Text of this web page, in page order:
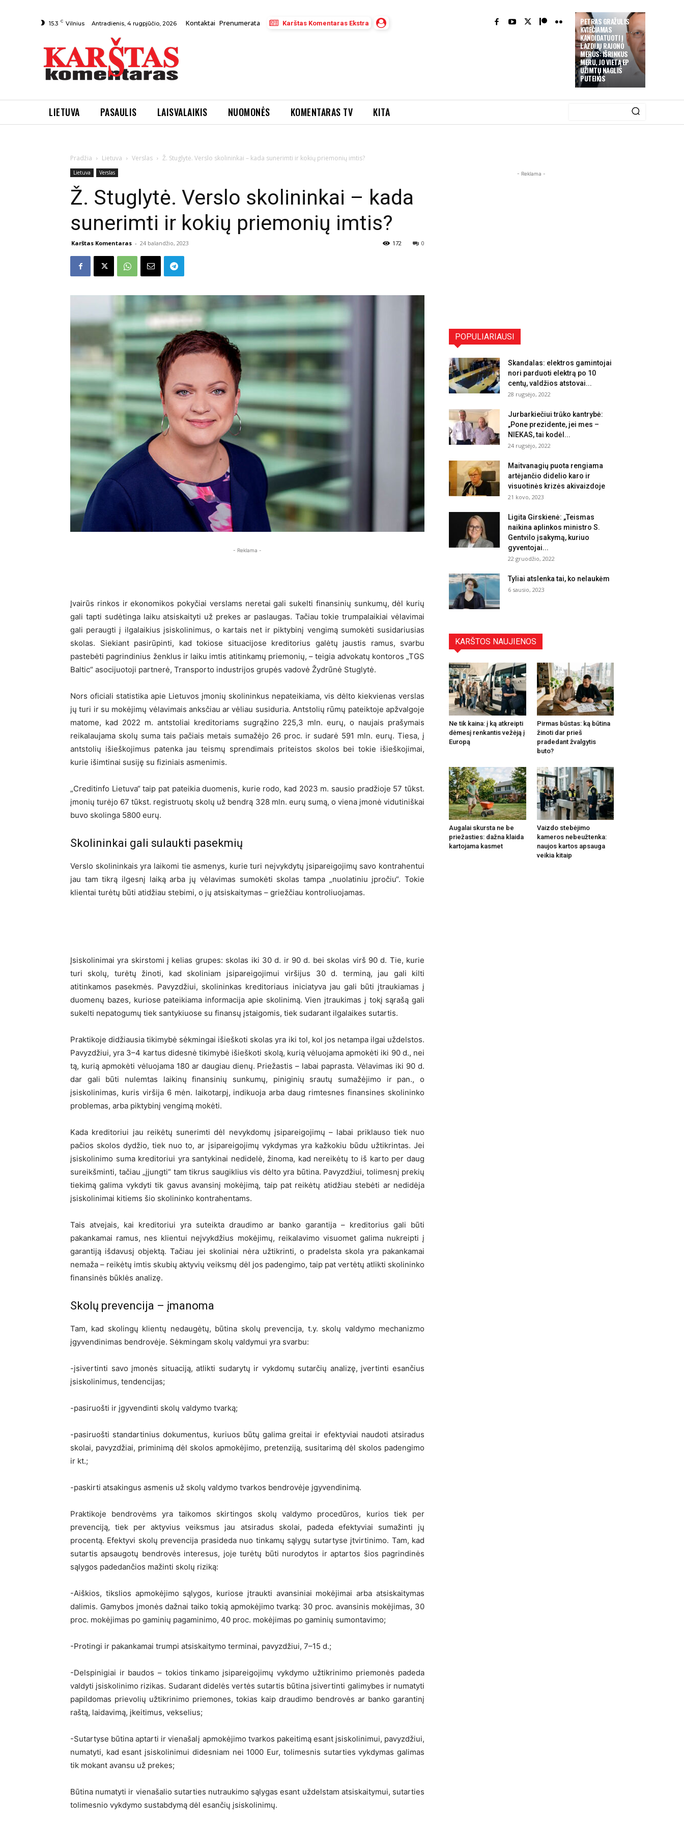
PETRAS GRAŽULIS
KVIEČIAMAS
KANDIDATUOTI Į
LAZDIJŲ RAJONO
MERUS: IŠRINKUS
MERU, JO VIETĄ EP
UŽIMTŲ NAGLIS
PUTEIKIS
15.3 C Vilnius Antradienis, 4 rugpjūčio, 2026 Kontaktai Prenumerata Karštas Komentaras Ekstra
LIETUVA PASAULIS LAISVALAIKIS NUOMONĖS KOMENTARAS TV KITA
Pradžia Lietuva Verslas Ž. Stuglytė. Verslo skolininkai – kada sunerimti ir kokių priemonių imtis?
Lietuva Verslas
Ž. Stuglytė. Verslo skolininkai – kada
sunerimti ir kokių priemonių imtis?
Karštas Komentaras - 24 balandžio, 2023 0
172
- Reklama -
Įvairūs rinkos ir ekonomikos pokyčiai verslams neretai gali sukelti finansinių sunkumų, dėl kurių
gali tapti sudėtinga laiku atsiskaityti už prekes ar paslaugas. Tačiau tokie trumpalaikiai vėlavimai
gali peraugti į ilgalaikius įsiskolinimus, o kartais net ir piktybinį vengimą sumokėti susidariusias
skolas. Siekiant pasirūpinti, kad tokiose situacijose kreditorius galėtų jaustis ramus, svarbu
pastebėti pagrindinius ženklus ir laiku imtis atitinkamų priemonių, – teigia advokatų kontoros „TGS
Baltic“ asocijuotoji partnerė, Transporto industrijos grupės vadovė Žydrūnė Stuglytė.
Nors oficiali statistika apie Lietuvos įmonių skolininkus nepateikiama, vis dėlto kiekvienas verslas
jų turi ir su mokėjimų vėlavimais anksčiau ar vėliau susiduria. Antstolių rūmų pateiktoje apžvalgoje
matome, kad 2022 m. antstoliai kreditoriams sugrąžino 225,3 mln. eurų, o naujais prašymais
reikalaujama skolų suma tais pačiais metais sumažėjo 26 proc. ir sudarė 591 mln. eurų. Tiesa, į
antstolių išieškojimus patenka jau teismų sprendimais priteistos skolos bei tokie išieškojimai,
kurie išimtinai susiję su fiziniais asmenimis.
„Creditinfo Lietuva“ taip pat pateikia duomenis, kurie rodo, kad 2023 m. sausio pradžioje 57 tūkst.
įmonių turėjo 67 tūkst. registruotų skolų už bendrą 328 mln. eurų sumą, o viena įmonė vidutiniškai
buvo skolinga 5800 eurų.
Skolininkai gali sulaukti pasekmių
Verslo skolininkais yra laikomi tie asmenys, kurie turi neįvykdytų įsipareigojimų savo kontrahentui
jau tam tikrą ilgesnį laiką arba jų vėlavimas sumokėti skolas tampa „nuolatiniu įpročiu“. Tokie
klientai turėtų būti atidžiau stebimi, o jų atsiskaitymas – griežčiau kontroliuojamas.
Įsiskolinimai yra skirstomi į kelias grupes: skolas iki 30 d. ir 90 d. bei skolas virš 90 d. Tie, kurie
turi skolų, turėtų žinoti, kad skoliniam įsipareigojimui viršijus 30 d. terminą, jau gali kilti
atitinkamos pasekmės. Pavyzdžiui, skolininkas kreditoriaus iniciatyva jau gali būti įtraukiamas į
duomenų bazes, kuriose pateikiama informacija apie skolinimą. Vien įtraukimas į tokį sąrašą gali
sukelti nepatogumų tiek santykiuose su finansų įstaigomis, tiek sudarant ilgalaikes sutartis.
Praktikoje didžiausia tikimybė sėkmingai išieškoti skolas yra iki tol, kol jos netampa ilgai uždelstos.
Pavyzdžiui, yra 3–4 kartus didesnė tikimybė išieškoti skolą, kurią vėluojama apmokėti iki 90 d., nei
tą, kurią apmokėti vėluojama 180 ar daugiau dienų. Priežastis – labai paprasta. Vėlavimas iki 90 d.
dar gali būti nulemtas laikinų finansinių sunkumų, piniginių srautų sumažėjimo ir pan., o
įsiskolinimas, kuris viršija 6 mėn. laikotarpį, indikuoja arba daug rimtesnes finansines skolininko
problemas, arba piktybinį vengimą mokėti.
Kada kreditoriui jau reikėtų sunerimti dėl nevykdomų įsipareigojimų – labai priklauso tiek nuo
pačios skolos dydžio, tiek nuo to, ar įsipareigojimų vykdymas yra kažkokiu būdu užtikrintas. Jei
įsiskolinimo suma kreditoriui yra santykinai nedidelė, žinoma, kad nereikėtų to iš karto per daug
sureikšminti, tačiau „įjungti“ tam tikrus saugiklius vis dėlto yra būtina. Pavyzdžiui, tolimesnį prekių
tiekimą galima vykdyti tik gavus avansinį mokėjimą, taip pat reikėtų atidžiau stebėti ar nedidėja
įsiskolinimai kitiems šio skolininko kontrahentams.
Tais atvejais, kai kreditoriui yra suteikta draudimo ar banko garantija – kreditorius gali būti
pakankamai ramus, nes klientui neįvykdžius mokėjimų, reikalavimo visuomet galima nukreipti į
garantiją išdavusį objektą. Tačiau jei skoliniai nėra užtikrinti, o pradelsta skola yra pakankamai
nemaža – reikėtų imtis skubių aktyvių veiksmų dėl jos padengimo, taip pat vertėtų atlikti skolininko
finansinės būklės analizę.
Skolų prevencija – įmanoma
Tam, kad skolingų klientų nedaugėtų, būtina skolų prevencija, t.y. skolų valdymo mechanizmo
įgyvendinimas bendrovėje. Sėkmingam skolų valdymui yra svarbu:
-įsivertinti savo įmonės situaciją, atlikti sudarytų ir vykdomų sutarčių analizę, įvertinti esančius
įsiskolinimus, tendencijas;
-pasiruošti ir įgyvendinti skolų valdymo tvarką;
-pasiruošti standartinius dokumentus, kuriuos būtų galima greitai ir efektyviai naudoti atsiradus
skolai, pavyzdžiai, priminimą dėl skolos apmokėjimo, pretenziją, susitarimą dėl skolos padengimo
ir kt.;
-paskirti atsakingus asmenis už skolų valdymo tvarkos bendrovėje įgyvendinimą.
Praktikoje bendrovėms yra taikomos skirtingos skolų valdymo procedūros, kurios tiek per
prevenciją, tiek per aktyvius veiksmus jau atsiradus skolai, padeda efektyviai sumažinti jų
procentą. Efektyvi skolų prevencija prasideda nuo tinkamų sąlygų sutartyse įtvirtinimo. Tam, kad
sutartis apsaugotų bendrovės interesus, joje turėtų būti nurodytos ir aptartos šios pagrindinės
sąlygos padedančios mažinti skolų riziką:
-Aiškios, tikslios apmokėjimo sąlygos, kuriose įtraukti avansiniai mokėjimai arba atsiskaitymas
dalimis. Gamybos įmonės dažnai taiko tokią apmokėjimo tvarką: 30 proc. avansinis mokėjimas, 30
proc. mokėjimas po gaminių pagaminimo, 40 proc. mokėjimas po gaminių sumontavimo;
-Protingi ir pakankamai trumpi atsiskaitymo terminai, pavyzdžiui, 7–15 d.;
-Delspinigiai ir baudos – tokios tinkamo įsipareigojimų vykdymo užtikrinimo priemonės padeda
valdyti įsiskolinimo rizikas. Sudarant didelės vertės sutartis būtina įsivertinti galimybes ir numatyti
papildomas prievolių užtikrinimo priemones, tokias kaip draudimo bendrovės ar banko garantinį
raštą, laidavimą, įkeitimus, vekselius;
-Sutartyse būtina aptarti ir vienašalį apmokėjimo tvarkos pakeitimą esant įsiskolinimui, pavyzdžiui,
numatyti, kad esant įsiskolinimui didesniam nei 1000 Eur, tolimesnis sutarties vykdymas galimas
tik mokant avansu už prekes;
Būtina numatyti ir vienašalio sutarties nutraukimo sąlygas esant uždelstam atsiskaitymui, sutarties
tolimesnio vykdymo sustabdymą dėl esančių įsiskolinimų.
- Reklama -
POPULIARIAUSI
Skandalas: elektros gamintojai
nori parduoti elektrą po 10
centų, valdžios atstovai...
28 rugsėjo, 2022
Jurbarkiečiui trūko kantrybė:
„Pone prezidente, jei mes –
NIEKAS, tai kodėl...
24 rugsėjo, 2022
Maitvanagių puota rengiama
artėjančio didelio karo ir
visuotinės krizės akivaizdoje
21 kovo, 2023
Ligita Girskienė: „Teismas
naikina aplinkos ministro S.
Gentvilo įsakymą, kuriuo
gyventojai...
22 gruodžio, 2022
Tyliai atslenka tai, ko nelaukėm
6 sausio, 2023
KARŠTOS NAUJIENOS
Ne tik kaina: į ką atkreipti
dėmesį renkantis vežėją į
Europą
Pirmas būstas: ką būtina
žinoti dar prieš
pradedant žvalgytis
buto?
Augalai skursta ne be
priežasties: dažna klaida
kartojama kasmet
Vaizdo stebėjimo
kameros nebeužtenka:
naujos kartos apsauga
veikia kitaip